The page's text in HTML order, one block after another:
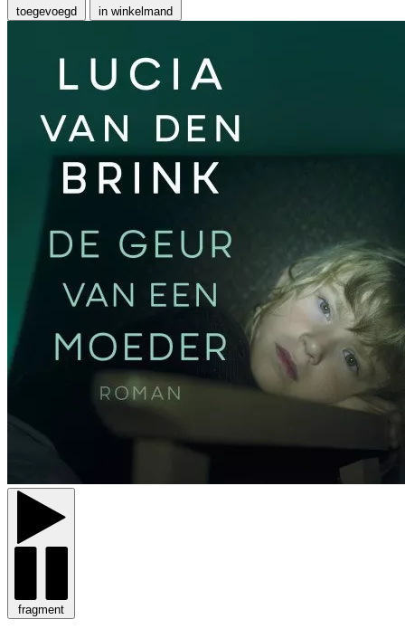
toegevoegd in winkelmand
fragment